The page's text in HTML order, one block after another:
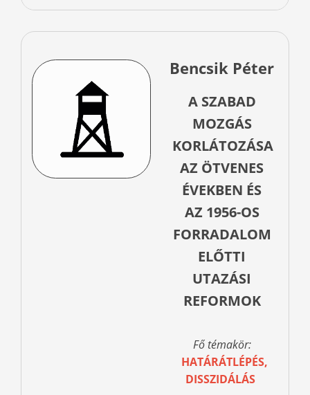
Bencsik Péter
A SZABAD
MOZGÁS
KORLÁTOZÁSA
AZ ÖTVENES
ÉVEKBEN ÉS
AZ 1956-OS
FORRADALOM
ELŐTTI
UTAZÁSI
REFORMOK
Fő témakör:
HATÁRÁTLÉPÉS,
DISSZIDÁLÁS